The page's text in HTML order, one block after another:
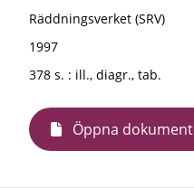
Räddningsverket (SRV)
1997
378 s. : ill., diagr., tab.
Öppna dokument